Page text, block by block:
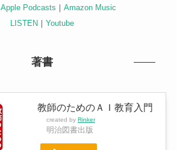
Apple Podcasts ｜ Amazon Music
LISTEN ｜ Youtube
著書
教師のためのＡＩ教育入門
created by Rinker
明治図書出版